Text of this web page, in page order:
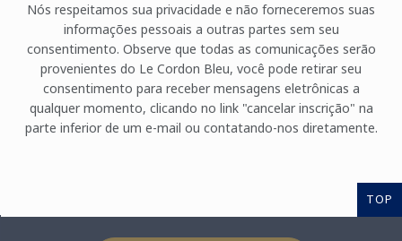
Nós respeitamos sua privacidade e não forneceremos suas
informações pessoais a outras partes sem seu
consentimento. Observe que todas as comunicações serão
provenientes do Le Cordon Bleu, você pode retirar seu
consentimento para receber mensagens eletrônicas a
qualquer momento, clicando no link "cancelar inscrição" na
parte inferior de um e-mail ou contatando-nos diretamente.
TOP